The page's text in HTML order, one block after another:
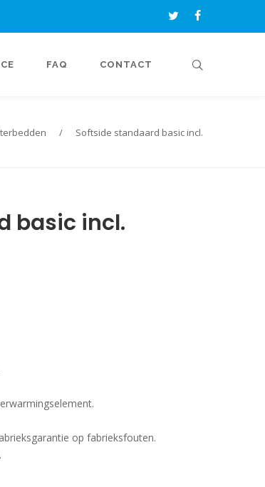
FAQ CONTACT
/ Softside standaard basic incl.
basic incl.
op fabrieksfouten.